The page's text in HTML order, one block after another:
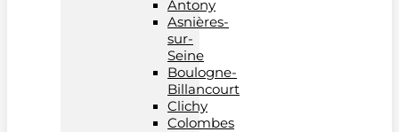
Antony
Asnières-
sur-
Seine
Boulogne-
Billancourt
Clichy
Colombes